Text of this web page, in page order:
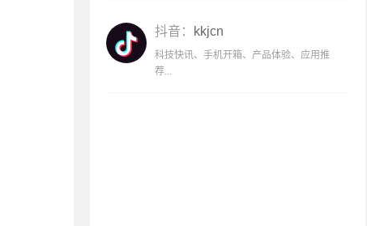
抖音： kkjcn
科技快讯、手机开箱、产品体验、应用推
荐...